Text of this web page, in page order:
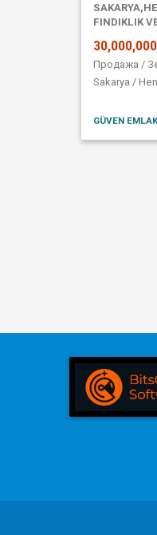
FINDIKLIK
Продажа /
Sakarya /
GÜVEN